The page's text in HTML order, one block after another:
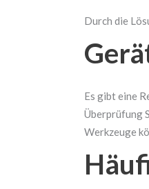
Durch die
Es gibt eine
Überprüfung
Werkzeuge